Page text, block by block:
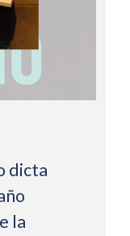
dicta
la